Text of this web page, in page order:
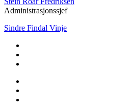
Administrasjonssjef
Sindre Findal Vinje